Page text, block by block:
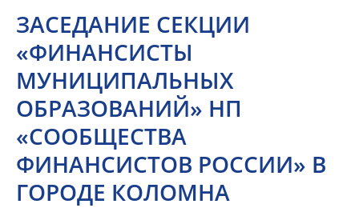
ЗАСЕДАНИЕ СЕКЦИИ
«ФИНАНСИСТЫ
МУНИЦИПАЛЬНЫХ
ОБРАЗОВАНИЙ» НП
«СООБЩЕСТВА
ФИНАНСИСТОВ РОССИИ» В
ГОРОДЕ КОЛОМНА